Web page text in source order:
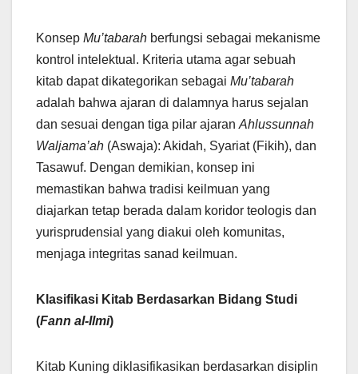
Konsep Mu’tabarah berfungsi sebagai mekanisme
kontrol intelektual. Kriteria utama agar sebuah
kitab dapat dikategorikan sebagai Mu’tabarah
adalah bahwa ajaran di dalamnya harus sejalan
dan sesuai dengan tiga pilar ajaran Ahlussunnah
Waljama’ah (Aswaja): Akidah, Syariat (Fikih), dan
Tasawuf. Dengan demikian, konsep ini
memastikan bahwa tradisi keilmuan yang
diajarkan tetap berada dalam koridor teologis dan
yurisprudensial yang diakui oleh komunitas,
menjaga integritas sanad keilmuan.
Klasifikasi Kitab Berdasarkan Bidang Studi
(Fann al-Ilmi)
Kitab Kuning diklasifikasikan berdasarkan disiplin